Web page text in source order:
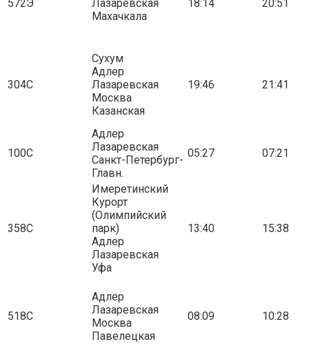
572Э
Лазаревская
Махачкала
18:14 20:51
304С
Сухум
Адлер
Лазаревская
Москва
Казанская
19:46 21:41
100С
Адлер
Лазаревская
Санкт-Петербург-
Главн.
05:27 07:21
358С
Имеретинский
Курорт
(Олимпийский
парк)
Адлер
Лазаревская
Уфа
13:40 15:38
518С
Адлер
Лазаревская
Москва
Павелецкая
08:09 10:28